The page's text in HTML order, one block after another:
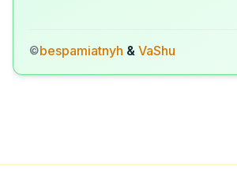
©bespamiatnyh & VaShu